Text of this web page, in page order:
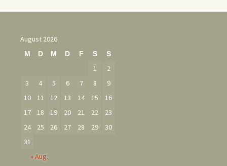
August 2026
M D M D F S S
1
2
3
4 5 6 7 8
9
10
11 12 13 14 15
16
17
18 19 20 21 22
23
24
25 26 27 28 29
30
31
« Aug.